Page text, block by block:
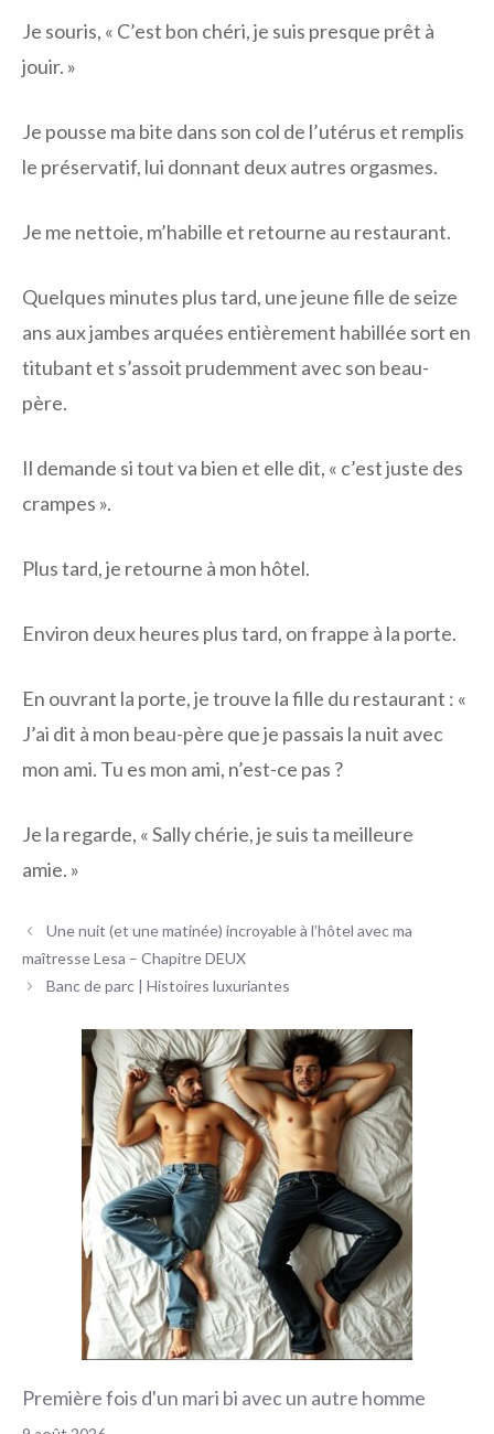
Je souris, « C’est bon chéri, je suis presque prêt à
jouir. »
Je pousse ma bite dans son col de l’utérus et remplis
le préservatif, lui donnant deux autres orgasmes.
Je me nettoie, m’habille et retourne au restaurant.
Quelques minutes plus tard, une jeune fille de seize
ans aux jambes arquées entièrement habillée sort en
titubant et s’assoit prudemment avec son beau-
père.
Il demande si tout va bien et elle dit, « c’est juste des
crampes ».
Plus tard, je retourne à mon hôtel.
Environ deux heures plus tard, on frappe à la porte.
En ouvrant la porte, je trouve la fille du restaurant : «
J’ai dit à mon beau-père que je passais la nuit avec
mon ami. Tu es mon ami, n’est-ce pas ?
Je la regarde, « Sally chérie, je suis ta meilleure
amie. »
Navigation
des
Une nuit (et une matinée) incroyable à l’hôtel avec ma
maîtresse Lesa – Chapitre DEUX
Banc de parc | Histoires luxuriantes
Première fois d'un mari bi avec un autre homme